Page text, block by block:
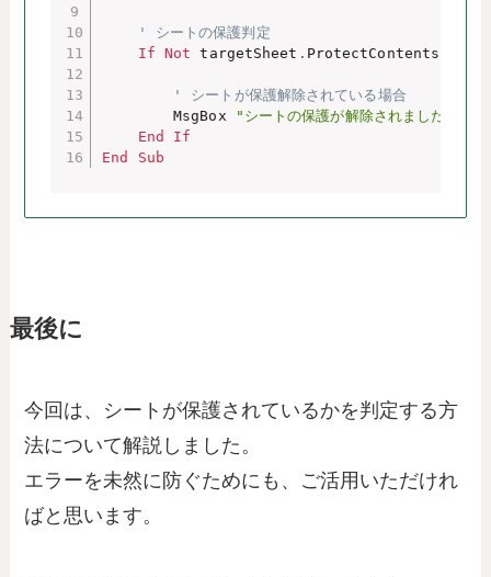
' シートの保護判定
If Not targetSheet . ProtectContents
' シートが保護解除されている場合
        MsgBox
"シートの保護が解除されました。"
End
If
End
Sub
最後に
今回は、シートが保護されているかを判定する方
法について解説しました。
エラーを未然に防ぐためにも、ご活用いただけれ
ばと思います。